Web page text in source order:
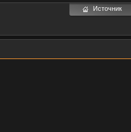
Источник